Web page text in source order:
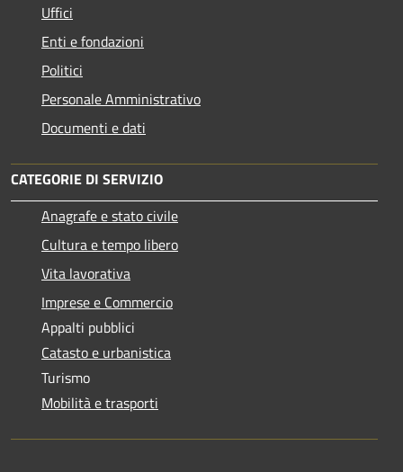
Uffici
Enti e fondazioni
Politici
Personale Amministrativo
Documenti e dati
CATEGORIE DI SERVIZIO
Anagrafe e stato civile
Cultura e tempo libero
Vita lavorativa
Imprese e Commercio
Appalti pubblici
Catasto e urbanistica
Turismo
Mobilità e trasporti